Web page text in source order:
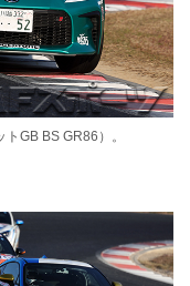
GB BS GR86）。